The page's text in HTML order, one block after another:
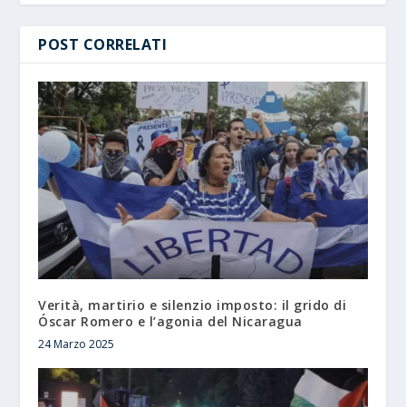
POST CORRELATI
Verità, martirio e silenzio imposto: il grido di
Óscar Romero e l’agonia del Nicaragua
24 Marzo 2025